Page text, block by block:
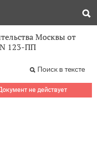
Москвы от
123-ПП
Поиск в тексте
не действует